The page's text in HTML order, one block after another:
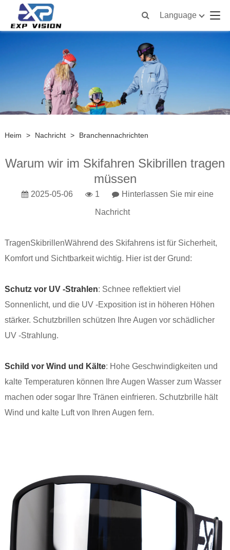
Language
Heim > Nachricht > Branchennachrichten
Warum wir im Skifahren Skibrillen tragen
müssen
2025-05-06 1 Hinterlassen Sie mir eine
Nachricht
TragenSkibrillenWährend des Skifahrens ist für Sicherheit,
Komfort und Sichtbarkeit wichtig. Hier ist der Grund:
Schutz vor UV -Strahlen: Schnee reflektiert viel
Sonnenlicht, und die UV -Exposition ist in höheren Höhen
stärker. Schutzbrillen schützen Ihre Augen vor schädlicher
UV -Strahlung.
Schild vor Wind und Kälte: Hohe Geschwindigkeiten und
kalte Temperaturen können Ihre Augen Wasser zum Wasser
machen oder sogar Ihre Tränen einfrieren. Schutzbrille hält
Wind und kalte Luft von Ihren Augen fern.